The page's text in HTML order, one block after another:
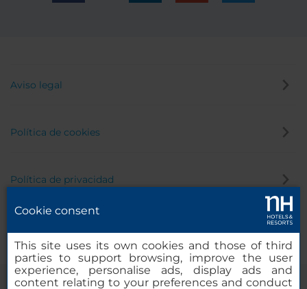
Aviso legal
Política de cookies
Política de privacidad
Cookie consent
This site uses its own cookies and those of third
parties to support browsing, improve the user
experience, personalise ads, display ads and
content relating to your preferences and conduct